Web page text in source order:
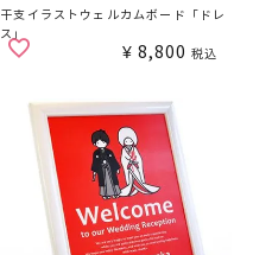
干支イラストウェルカムボード「ドレ
ス」
¥ 8,800 税込